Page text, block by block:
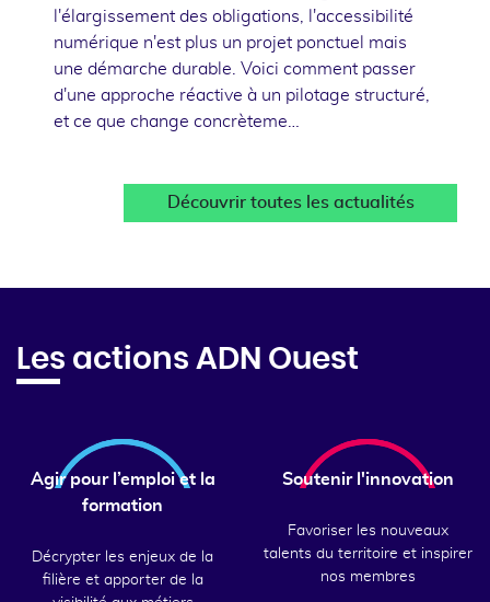
l'élargissement des obligations, l'accessibilité
numérique n'est plus un projet ponctuel mais
une démarche durable. Voici comment passer
d'une approche réactive à un pilotage structuré,
et ce que change concrèteme…
Découvrir toutes les actualités
Les actions ADN Ouest
Agir pour l’emploi et la
formation
Décrypter les enjeux de la
filière et apporter de la
Soutenir l'innovation
Favoriser les nouveaux
talents du territoire et inspirer
nos membres